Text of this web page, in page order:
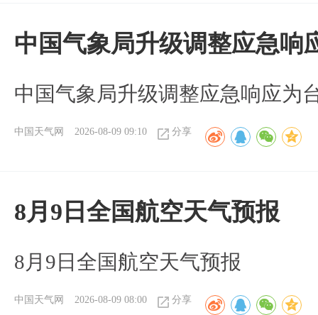
中国气象局升级调整应急响
中国气象局升级调整应急响应为
中国天气网 2026-08-09 09:10 分享
8月9日全国航空天气预报
8月9日全国航空天气预报​
中国天气网 2026-08-09 08:00 分享